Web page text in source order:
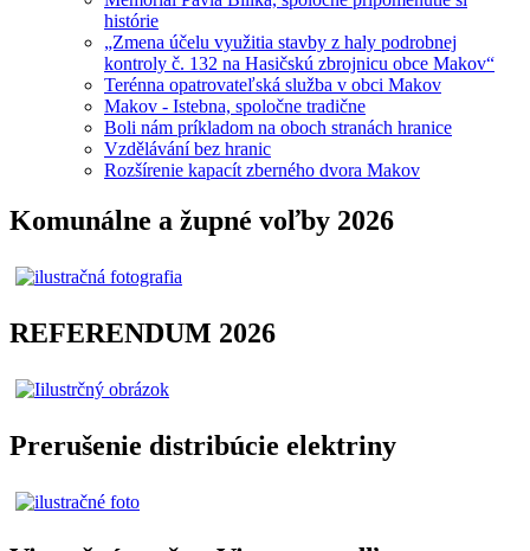
histórie
„Zmena účelu využitia stavby z haly podrobnej
kontroly č. 132 na Hasičskú zbrojnicu obce Makov“
Terénna opatrovateľská služba v obci Makov
Makov - Istebna, spoločne tradične
Boli nám príkladom na oboch stranách hranice
Vzdělávání bez hranic
Rozšírenie kapacít zberného dvora Makov
Komunálne a župné voľby 2026
REFERENDUM 2026
Prerušenie distribúcie elektriny